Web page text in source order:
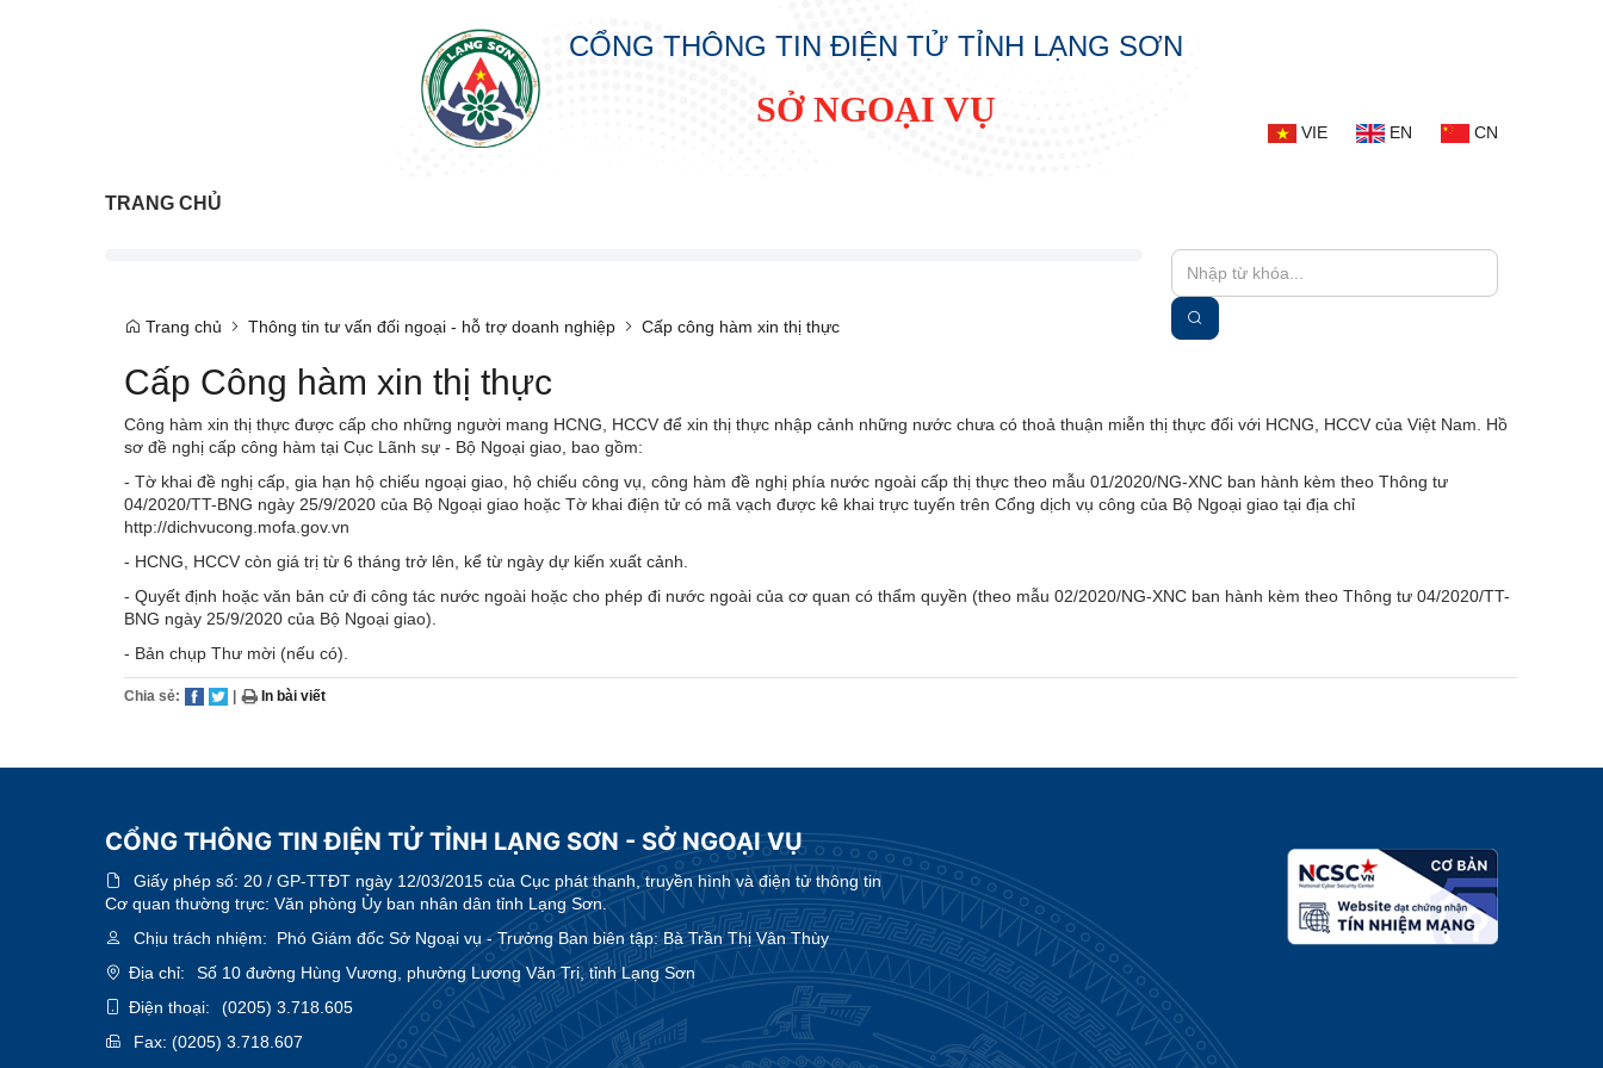
CỔNG THÔNG TIN ĐIỆN TỬ TỈNH LẠNG SƠN
SỞ NGOẠI VỤ
VIE EN CN
TRANG CHỦ
Trang chủ Thông tin tư vấn đối ngoại - hỗ trợ doanh nghiệp Cấp công hàm xin thị thực
Cấp Công hàm xin thị thực
Công hàm xin thị thực được cấp cho những người mang HCNG, HCCV để xin thị thực nhập cảnh những nước chưa có thoả thuận miễn thị thực đối với HCNG, HCCV của Việt Nam. Hồ
sơ đề nghị cấp công hàm tại Cục Lãnh sự - Bộ Ngoại giao, bao gồm:
- Tờ khai đề nghị cấp, gia hạn hộ chiếu ngoại giao, hộ chiếu công vụ, công hàm đề nghị phía nước ngoài cấp thị thực theo mẫu 01/2020/NG-XNC ban hành kèm theo Thông tư
04/2020/TT-BNG ngày 25/9/2020 của Bộ Ngoại giao hoặc Tờ khai điện tử có mã vạch được kê khai trực tuyến trên Cổng dịch vụ công của Bộ Ngoại giao tại địa chỉ
http://dichvucong.mofa.gov.vn
- HCNG, HCCV còn giá trị từ 6 tháng trở lên, kể từ ngày dự kiến xuất cảnh.
- Quyết định hoặc văn bản cử đi công tác nước ngoài hoặc cho phép đi nước ngoài của cơ quan có thẩm quyền (theo mẫu 02/2020/NG-XNC ban hành kèm theo Thông tư 04/2020/TT-
BNG ngày 25/9/2020 của Bộ Ngoại giao).
- Bản chụp Thư mời (nếu có).
Chia sẻ: | In bài viết
CỔNG THÔNG TIN ĐIỆN TỬ TỈNH LẠNG SƠN - SỞ NGOẠI VỤ
Giấy phép số: 20 / GP-TTĐT ngày 12/03/2015 của Cục phát thanh, truyền hình và điện tử thông tin
Cơ quan thường trực: Văn phòng Ủy ban nhân dân tỉnh Lạng Sơn.
Chịu trách nhiệm: Phó Giám đốc Sở Ngoại vụ - Trưởng Ban biên tập: Bà Trần Thị Vân Thùy
Địa chỉ:
Số 10 đường Hùng Vương, phường Lương Văn Tri, tỉnh Lạng Sơn
Điện thoại:
(0205) 3.718.605
Fax: (0205) 3.718.607